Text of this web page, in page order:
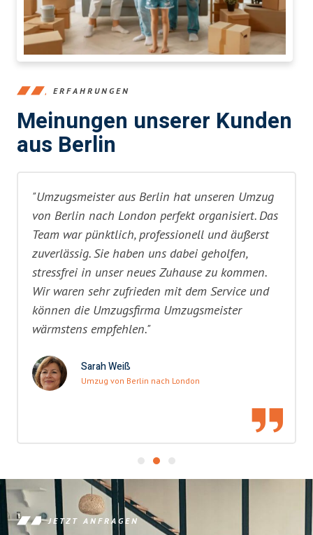
ERFAHRUNGEN
Meinungen unserer Kunden
aus Berlin
"Umzugsmeister aus Berlin hat unseren Umzug
von Berlin nach London perfekt organisiert. Das
Team war pünktlich, professionell und äußerst
zuverlässig. Sie haben uns dabei geholfen,
stressfrei in unser neues Zuhause zu kommen.
Wir waren sehr zufrieden mit dem Service und
können die Umzugsfirma Umzugsmeister
wärmstens empfehlen."
Sarah Weiß
Umzug von Berlin nach London
JETZT ANFRAGEN